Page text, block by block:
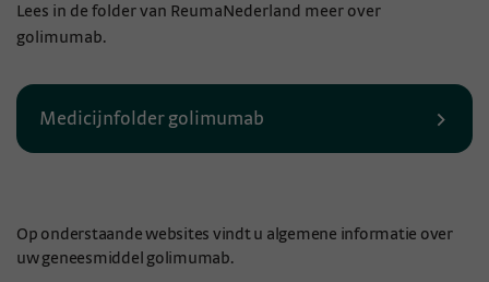
Lees in de folder van ReumaNederland meer over
golimumab.
Medicijnfolder golimumab
Op onderstaande websites vindt u algemene informatie over
uw geneesmiddel golimumab.